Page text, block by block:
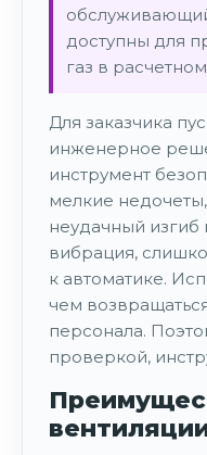
доступны для
газ в
Для заказчика
инженерное
инструмент
мелкие
неудачный изгиб
вибрация,
к автоматике.
чем
персонала.
проверкой,